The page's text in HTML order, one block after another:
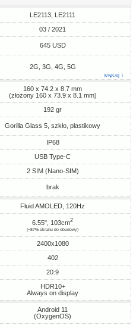
LE2113, LE2111
03 / 2021
645 USD
2G, 3G, 4G, 5G
więcej ↓
160 x 74.2 x 8.7 mm
(złożony 160 x 73.9 x 8.1 mm)
192 gr
Gorilla Glass 5, szkło, plastikowy
IP68
USB Type-C
2 SIM (Nano-SIM)
brak
Fluid AMOLED, 120Hz
6.55", 103cm2
(~87% ekranu do obudowy)
2400x1080
402
20:9
HDR10+
Always on display
Android 11
(OxygenOS)